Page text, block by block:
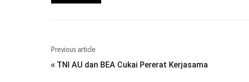
Previous article
« TNI AU dan BEA Cukai Pererat Kerjasama